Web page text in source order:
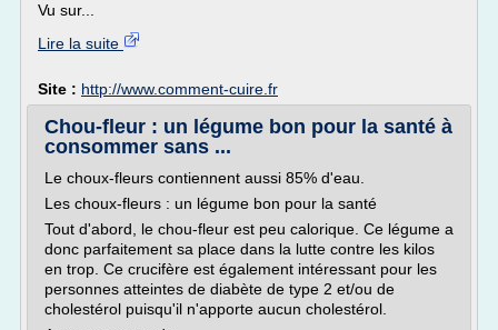
Vu sur...
Lire la suite
Site : http://www.comment-cuire.fr
Chou-fleur : un légume bon pour la santé à
consommer sans ...
Le choux-fleurs contiennent aussi 85% d'eau.
Les choux-fleurs : un légume bon pour la santé
Tout d'abord, le chou-fleur est peu calorique. Ce légume a
donc parfaitement sa place dans la lutte contre les kilos
en trop. Ce crucifère est également intéressant pour les
personnes atteintes de diabète de type 2 et/ou de
cholestérol puisqu'il n'apporte aucun cholestérol.